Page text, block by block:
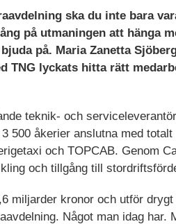
ska du inte bara
på utmaningen att hänga
på. Maria Zanetta
TNG lyckats hitta rätt
teknik- och
500 åkerier anslutna med
och TOPCAB. Genom
och tillgång till
miljarder kronor och utför
Något man idag